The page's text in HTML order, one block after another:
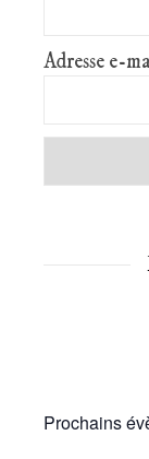
Adresse e-
Prochains